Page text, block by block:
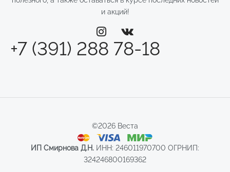
и акций!
+7 (391) 288 78-18
©2026 Веста
ИП Смирнова Д.Н. ИНН: 246011970700 ОГРНИП:
324246800169362